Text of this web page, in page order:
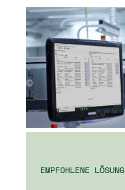
EMPFOHLENE LÖSUNG